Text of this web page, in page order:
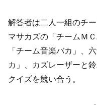
解答者は二人一組のチ
マサカズの「チームＭ
「チーム音楽バカ」、
カ」、カズレーザーと
クイズを競い合う。